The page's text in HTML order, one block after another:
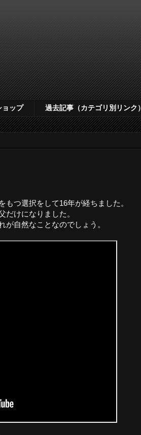
ョップ 過去記事（カテゴリ別リンク）
つ選択をして16年が経ちました。
だけになりました。
自然なことなのでしょう。